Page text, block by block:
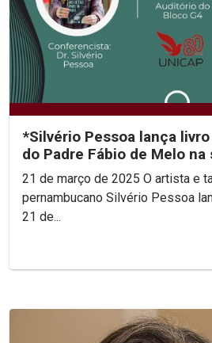
*Silvério Pessoa lança
do Padre Fábio de Melo
de...
21 de março de 2025 O artista e também pesquisador
pernambucano Silvério Pessoa
21 de...